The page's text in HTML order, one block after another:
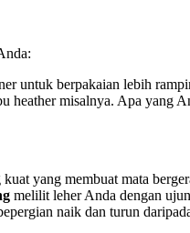
untuk berpakaian lebih
heather misalnya. Apa
yang membuat mata
melilit leher Anda dengan
naik dan turun